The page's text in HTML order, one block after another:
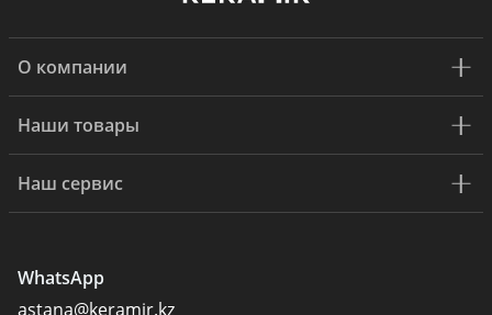
О компании
Наши товары
Наш сервис
WhatsApp
astana@keramir.kz